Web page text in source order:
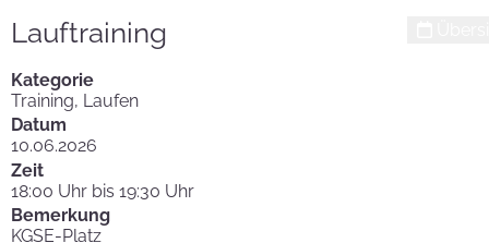
Lauftraining
Kategorie
Training, Laufen
Datum
10.06.2026
Zeit
18:00 Uhr bis 19:30 Uhr
Bemerkung
KGSE-Platz